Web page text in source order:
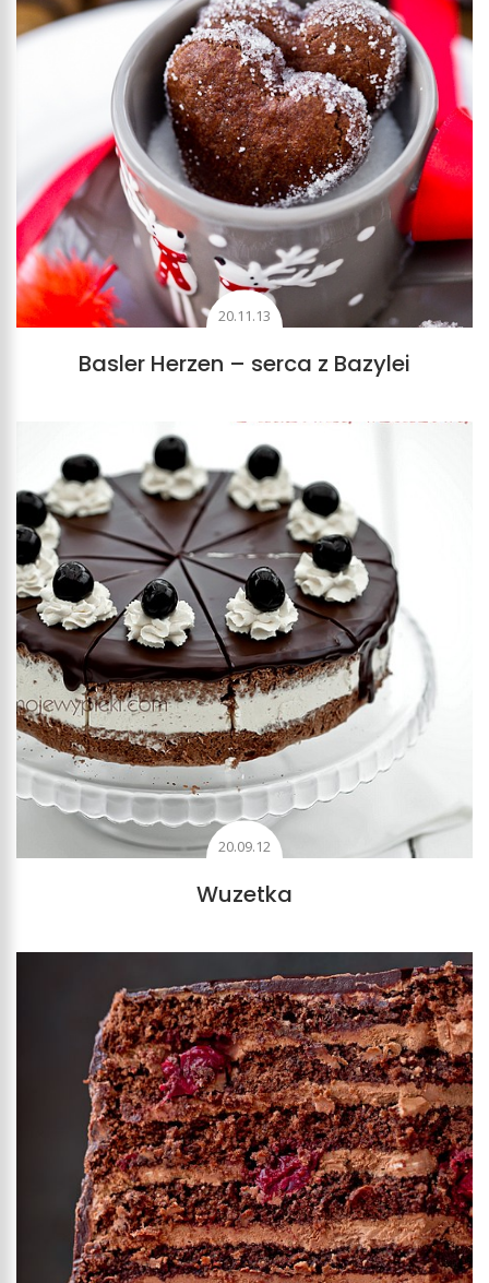
20.11.13
Basler Herzen – serca z Bazylei
20.09.12
Wuzetka